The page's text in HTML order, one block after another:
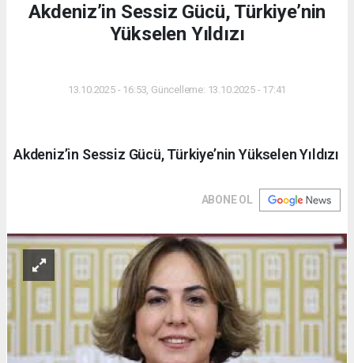
Akdeniz’in Sessiz Gücü, Türkiye’nin
Yükselen Yıldızı
13.10.2025 - 16:53, Güncelleme: 13.10.2025 - 17:41
Akdeniz’in Sessiz Gücü, Türkiye’nin Yükselen Yıldızı
ABONE OL